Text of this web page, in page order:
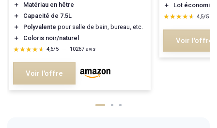
＋
Matériau en hêtre
＋
Capacité de 7.5L
＋
Polyvalente pour salle de bain, bureau, etc.
＋
Coloris noir/naturel
★★★★★
★★★★★ 4,6/5 — 10267 avis
Voir l'offre
＋
Lot
★★★★★
★★★★★ 4,5/5
Voir l'offre